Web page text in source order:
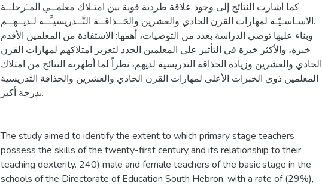
كما أشارت النتائج إلى وجود علاقة طردية قوية بين امتـلاك معلمــي المـَرحلــة
الأسـاسـيّـة لمهارات القرن الحادي والعشرين والحَــذاقــة التَّــدريسيـَّــة لـديــهــم.
وبناء عليها توصي الدراسة بعدد من التوصيات، أهمها: الاستفادة من المعلمين الأقدم
خبرة، والأكثر خبرة في التأثير على المعلمين الجدد لتعزيز امتلاكهم لمهارات القرن
الحادي والعشرين وزيادة الحذاقة التدريسية لديهم، نظراً لما أظهرته النتائج من امتلاك
المعلمين ذوي الخبرات الأعلى لمهارات القرن الحادي والعشرين والحذاقة التدريسية
بدرجة أكبر.
The study aimed to identify the extent to which primary stage teachers
possess the skills of the twenty-first century and its relationship to their
teaching dexterity. 240) male and female teachers of the basic stage in the
schools of the Directorate of Education South Hebron, with a rate of (29%),